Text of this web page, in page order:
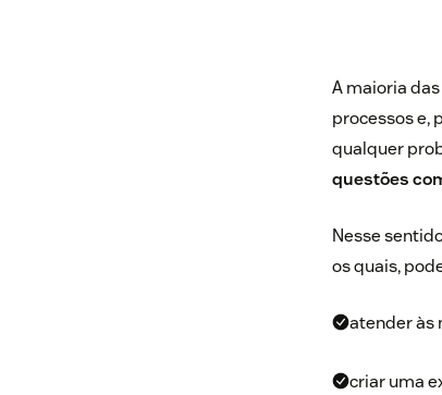
A maioria
processos e,
qualquer
questões
Nesse
os quais,
atender às
criar uma